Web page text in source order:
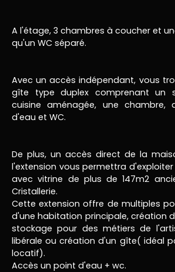
A l'étage, 3 chambres à coucher et
qu'un WC séparé.
Avec un accès indépendant, vous
gîte type duplex comprenant un
cuisine aménagée, une chambre,
d'eau et WC.
De plus, un accès direct de la
l'extension vous permettra
avec vitrine de plus de 147m2
Cristallerie.
Cette extension offre de multiples
d'une habitation principale, création
stockage pour des métiers de
libérale ou création d'un gîte( idéal
locatif).
Accès un point d'eau + wc.